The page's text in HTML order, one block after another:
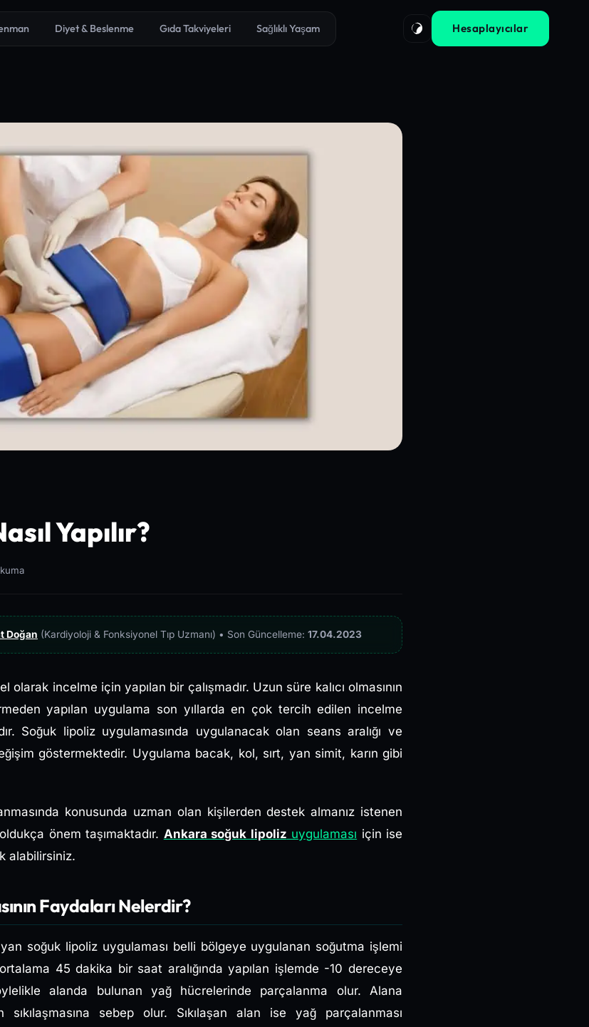
Diyet & Beslenme Gıda Takviyeleri Sağlıklı Yaşam Hesaplayıcılar
Yapılır?
Doğan (Kardiyoloji & Fonksiyonel Tıp Uzmanı) • Son Güncelleme: 17.04.2023
olarak incelme için yapılan bir çalışmadır. Uzun süre kalıcı olmasının
yapılan uygulama son yıllarda en çok tercih edilen incelme
Soğuk lipoliz uygulamasında uygulanacak olan seans aralığı ve
göstermektedir. Uygulama bacak, kol, sırt, yan simit, karın gibi
konusunda uzman olan kişilerden destek almanız istenen
önem taşımaktadır. Ankara soğuk lipoliz uygulaması için ise
alabilirsiniz.
Faydaları Nelerdir?
soğuk lipoliz uygulaması belli bölgeye uygulanan soğutma işlemi
45 dakika bir saat aralığında yapılan işlemde -10 dereceye
alanda bulunan yağ hücrelerinde parçalanma olur. Alana
sebep olur. Sıkılaşan alan ise yağ parçalanması